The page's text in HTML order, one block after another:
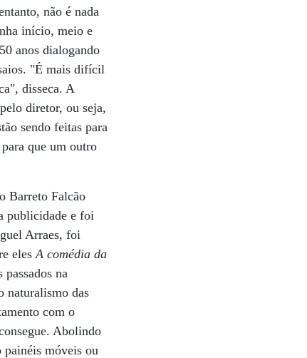
não é nada
início, meio e
anos dialogando
"É mais difícil
disseca. A
diretor, ou seja,
sendo feitas para
que um outro
Barreto Falcão
publicidade e foi
Arraes, foi
elesA comédia da
passados na
naturalismo das
com o
Abolindo
painéis móveis ou